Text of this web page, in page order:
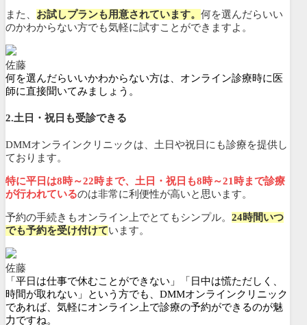
また、 お試しプランも用意されています。 何を選んだらいい
のかわからない方でも気軽に試すことができますよ。
佐藤
何を選んだらいいかわからない方は、オンライン診療時に医
師に直接聞いてみましょう。
2.土日・祝日も受診できる
DMMオンラインクリニックは、土日や祝日にも診療を提供し
ております。
特に平日は8時～22時まで、土日・祝日も8時～21時まで診療
が行われているのは非常に利便性が高いと思います。
予約の手続きもオンライン上でとてもシンプル。 24時間いつ
でも予約を受け付けています。
佐藤
「平日は仕事で休むことができない」「日中は慌ただしく、
時間が取れない」という方でも、DMMオンラインクリニック
であれば、気軽にオンライン上で診療の予約ができるのが魅
力ですね。